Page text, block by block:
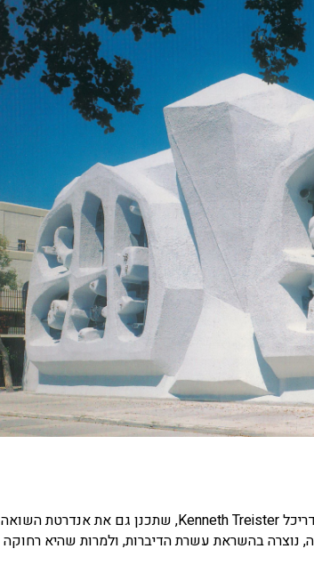
המבנה מואר בגופי תאורה מנחושת, הנושאים, כמו המבנה, את חתימתו של האדריכל Kenneth Treister, שתכנן גם את אנדרטת השואה
נוצרה בהשראת עשרת הדיברות, ולמרות שהיא רחוקה